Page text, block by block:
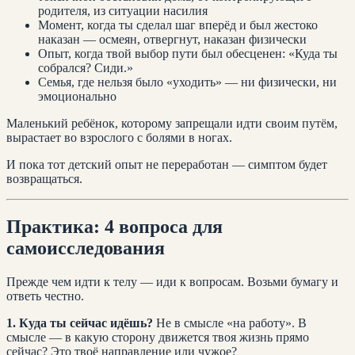
родителя, из ситуации насилия
Момент, когда ты сделал шаг вперёд и был жестоко
наказан — осмеян, отвергнут, наказан физически
Опыт, когда твой выбор пути был обесценен: «Куда ты
собрался? Сиди.»
Семья, где нельзя было «уходить» — ни физически, ни
эмоционально
Маленький ребёнок, которому запрещали идти своим путём,
вырастает во взрослого с болями в ногах.
И пока тот детский опыт не переработан — симптом будет
возвращаться.
Практика: 4 вопроса для
самоисследования
Прежде чем идти к телу — иди к вопросам. Возьми бумагу и
ответь честно.
1. Куда ты сейчас идёшь? Не в смысле «на работу». В
смысле — в какую сторону движется твоя жизнь прямо
сейчас? Это твоё направление или чужое?